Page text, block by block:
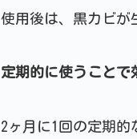
使用後は、黒カビが
定期的に使うことで
2ヶ月に1回の定期